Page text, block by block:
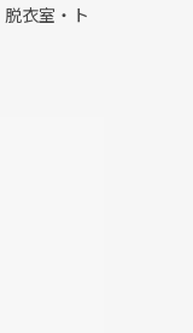
脱衣室 ・ ト